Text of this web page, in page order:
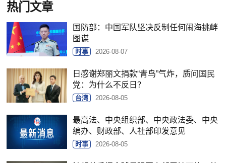
热门文章
国防部：中国军队坚决反制任何闹海挑衅
图谋
时事 2026-08-07
日感谢郑丽文捐款“青鸟”气炸，质问国民
党：为什么不反日？
台湾 2026-08-05
最高法、中央组织部、中央政法委、中央
编办、财政部、人社部印发意见
时事 2026-08-05